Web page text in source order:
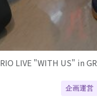
LIVE "WITH US" in
企画運営